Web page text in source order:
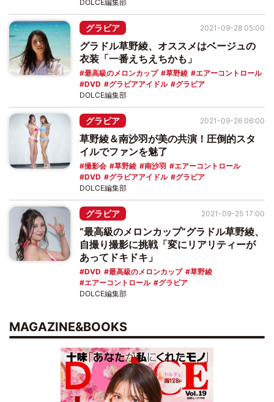
DOLCE編集部
グラビア
グラドル草野綾、オススメはベージュの
衣装「一番えちえちかも」
最高級のメロンカップ 草野綾
エアーコントロール
DVD
グラビアアイドル グラビア
2021-09-28 05:00
DOLCE編集部
グラビア
草野綾＆南沙羽が美の共演！圧倒的スタ
イルでファンを魅了
撮影会 草野綾 南沙羽
エアーコントロール
DVD
グラビアアイドル グラビア
2021-09-26 06:00
DOLCE編集部
グラビア
“最高級のメロンカップ”グラドル草野綾、
自撮り撮影に挑戦「変にリアリティーが
あってドキドキ」
DVD 最高級のメロンカップ
草野綾
エアーコントロール
グラビア
2021-09-25 17:00
DOLCE編集部
MAGAZINE&BOOKS